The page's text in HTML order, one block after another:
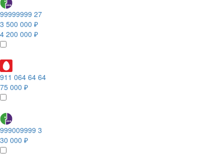
99999999 27
3 500 000 ₽
4 200 000 ₽
911 064 64 64
75 000 ₽
999009999 3
30 000 ₽